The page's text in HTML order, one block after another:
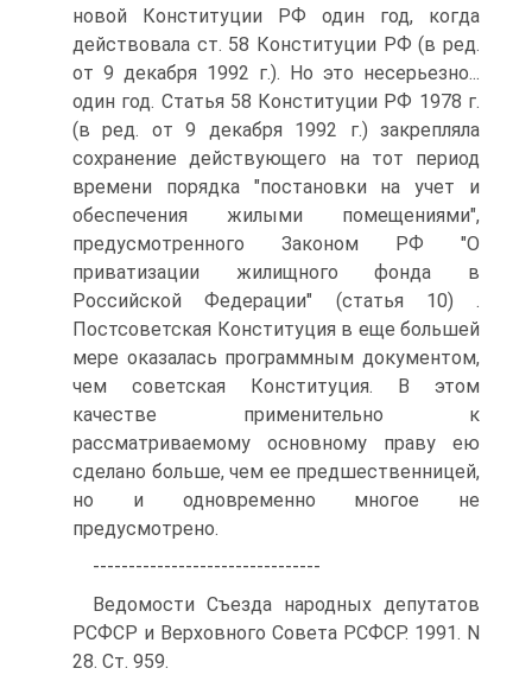
новой Конституции РФ один год, когда
действовала ст. 58 Конституции РФ (в ред.
от 9 декабря 1992 г.). Но это несерьезно...
один год. Статья 58 Конституции РФ 1978 г.
(в ред. от 9 декабря 1992 г.) закрепляла
сохранение действующего на тот период
времени порядка "постановки на учет и
обеспечения жилыми помещениями",
предусмотренного Законом РФ "О
приватизации жилищного фонда в
Российской Федерации" (статья 10) .
Постсоветская Конституция в еще большей
мере оказалась программным документом,
чем советская Конституция. В этом
качестве применительно к
рассматриваемому основному праву ею
сделано больше, чем ее предшественницей,
но и одновременно многое не
предусмотрено.
--------------------------------
Ведомости Съезда народных депутатов
РСФСР и Верховного Совета РСФСР. 1991. N
28. Ст. 959.